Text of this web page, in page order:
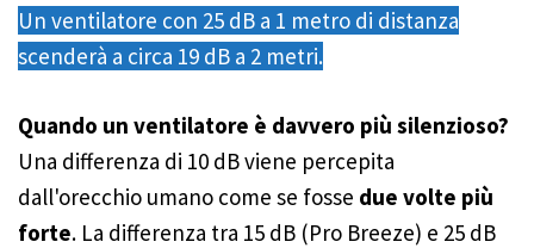
Un ventilatore con 25 dB a 1 metro di distanza
scenderà a circa 19 dB a 2 metri.
Quando un ventilatore è davvero più silenzioso?
Una differenza di 10 dB viene percepita
dall'orecchio umano come se fosse due volte più
forte. La differenza tra 15 dB (Pro Breeze) e 25 dB